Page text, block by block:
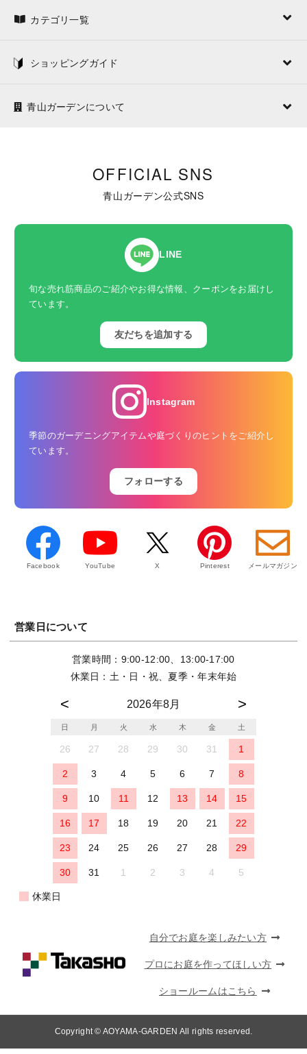
カテゴリ一覧
ショッピングガイド
青山ガーデンについて
OFFICIAL SNS
青山ガーデン公式SNS
LINE
旬な売れ筋商品のご紹介やお得な情報、クーポンをお届けし
ています。
友だちを追加する
Instagram
季節のガーデニングアイテムや庭づくりのヒントをご紹介し
ています。
フォローする
Facebook YouTube X Pinterest メールマガジン
営業日について
営業時間：9:00-12:00、13:00-17:00
休業日：土・日・祝、夏季・年末年始
2026年8月
日 月 火 水 木 金 土
26 27 28 29 30 31 1
2 3 4 5 6 7 8
9 10 11 12 13 14 15
16 17 18 19 20 21 22
23 24 25 26 27 28 29
30 31 1 2 3 4 5
休業日
自分でお庭を楽しみたい方
プロにお庭を作ってほしい方
ショールームはこちら
Copyright © AOYAMA-GARDEN All rights reserved.